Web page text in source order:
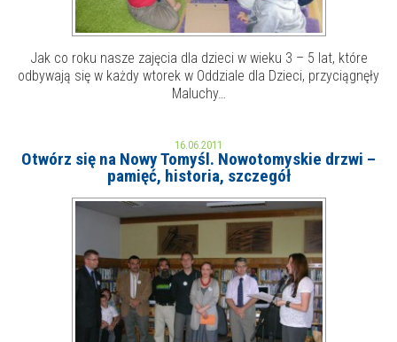
WYDARZYŁO SIĘ
STREFA KOLORU
POLECANE STRONY
FOTO
E-INFORMATOR
Jak co roku nasze zajęcia dla dzieci w wieku 3 – 5 lat, które
odbywają się w każdy wtorek w Oddziale dla Dzieci, przyciągnęły
Maluchy…
16.06.2011
Otwórz się na Nowy Tomyśl. Nowotomyskie drzwi –
pamięć, historia, szczegół